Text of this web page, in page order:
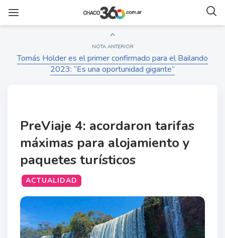
NOTA ANTERIOR
Tomás Holder es el primer confirmado para el Bailando
2023: “Es una oportunidad gigante”
PreViaje 4: acordaron tarifas
máximas para alojamiento y
paquetes turísticos
ACTUALIDAD